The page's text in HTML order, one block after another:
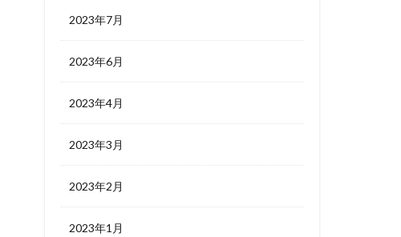
2023年7月
2023年6月
2023年4月
2023年3月
2023年2月
2023年1月